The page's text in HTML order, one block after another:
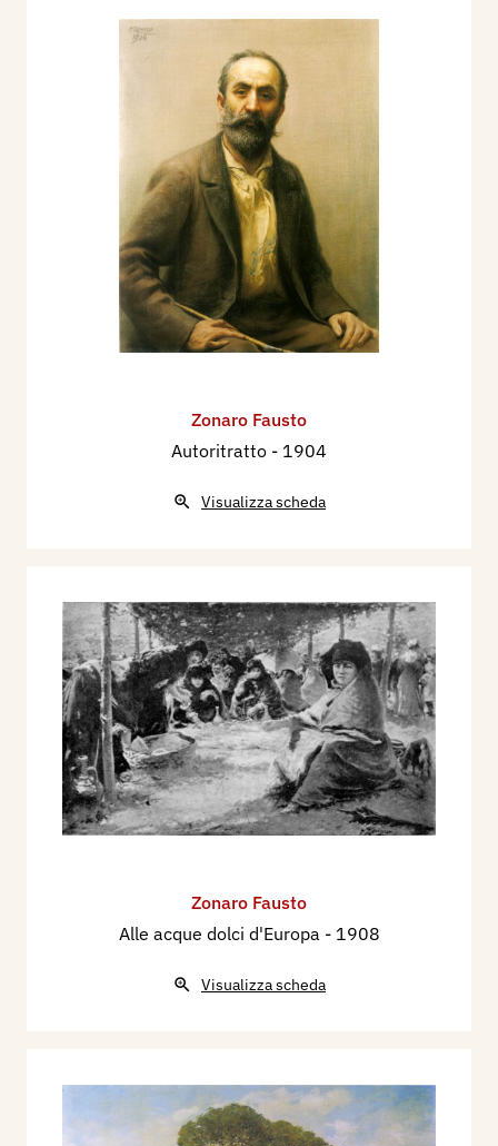
Zonaro Fausto
Autoritratto - 1904
Visualizza scheda
Zonaro Fausto
Alle acque dolci d'Europa - 1908
Visualizza scheda